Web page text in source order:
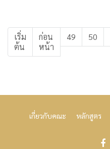
เริ่ม
ต้น
ก่อน
หน้า
49 50
เกี่ยวกับคณะ หลักสูตร